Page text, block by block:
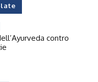
contro